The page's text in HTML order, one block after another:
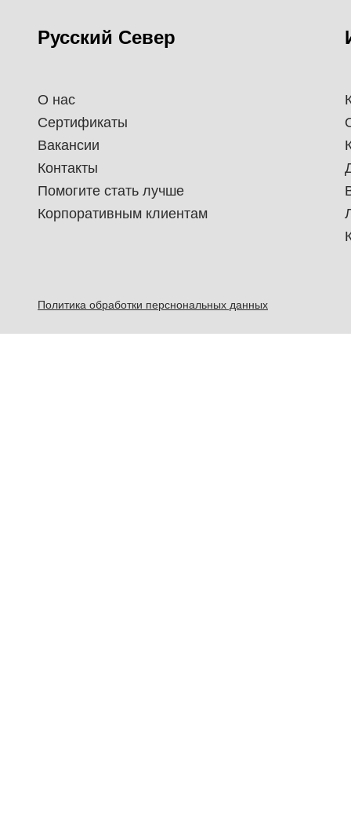
Русский Север
О нас
Сертификаты
Вакансии
Контакты
Помогите стать лучше
Корпоративным клиентам
Политика обработки перснональных данных